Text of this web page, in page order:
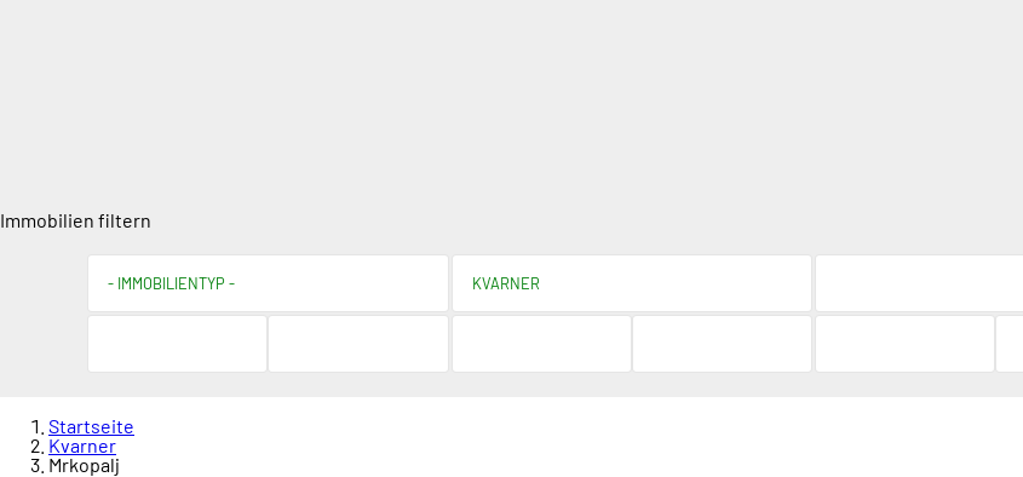
Immobilien filtern
Startseite
Kvarner
Mrkopalj